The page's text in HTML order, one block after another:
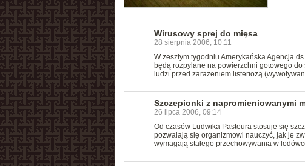
Wirusowy sprej do mięsa
28 sierpnia 2006, 10:11
W zeszłym tygodniu Amerykańska Agencja
będą rozpylane na powierzchni gotowego
ludzi przed zarażeniem listeriozą
Szczepionki z napromieniowanymi
26 lipca 2006, 09:14
Od czasów Ludwika Pasteura stosuje się
pozwalają się organizmowi nauczyć, jak je
wymagają stałego przechowywania w